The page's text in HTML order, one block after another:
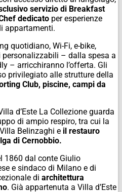
servizio di Breakfast
dedicato per esperienze
appartamenti.
quotidiano, Wi-Fi, e-bike,
– dalla spesa a
– arricchiranno l’offerta. Gli
privilegiato alle strutture della
Club, piscine, campi da
d’Este La Collezione guarda
di ampio respiro, tra cui la
Belinzaghi e il restauro
di Cernobbio.
1860 dal conte Giulio
e sindaco di Milano e di
di architettura
. Già appartenuta a Villa d’Este